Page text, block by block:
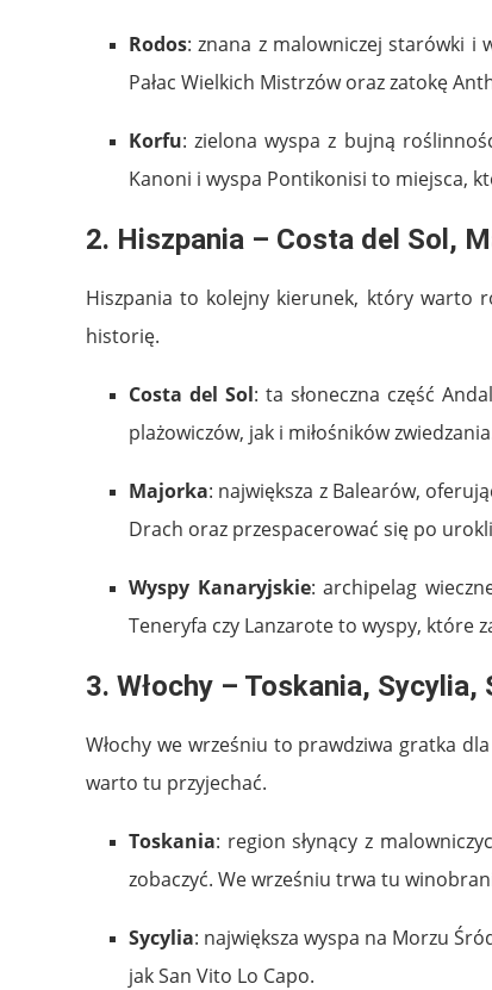
Rodos: znana z malowniczej starówki i
Pałac Wielkich Mistrzów oraz zatokę
Korfu: zielona wyspa z bujną
Kanoni i wyspa Pontikonisi to miejsca,
2. Hiszpania – Costa del Sol,
Hiszpania to kolejny kierunek, który warto
historię.
Costa del Sol: ta słoneczna część
plażowiczów, jak i miłośników
Majorka: największa z Balearów,
Drach oraz przespacerować się po
Wyspy Kanaryjskie: archipelag
Teneryfa czy Lanzarote to wyspy, które
3. Włochy – Toskania, Sycylia,
Włochy we wrześniu to prawdziwa gratka
warto tu przyjechać.
Toskania: region słynący z
zobaczyć. We wrześniu trwa tu
Sycylia: największa wyspa na Morzu
jak San Vito Lo Capo.